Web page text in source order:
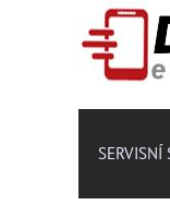
SERVISNÍ